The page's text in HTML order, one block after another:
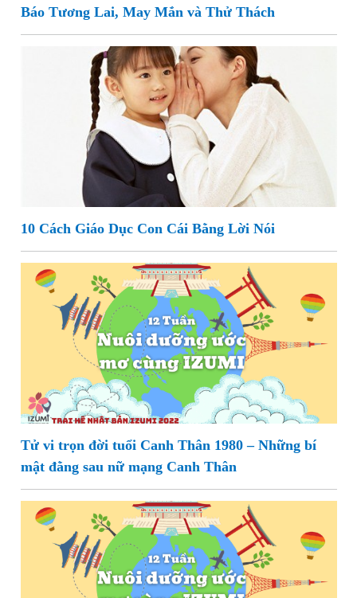
Báo Tương Lai, May Mắn và Thử Thách
10 Cách Giáo Dục Con Cái Bằng Lời Nói
Tử vi trọn đời tuổi Canh Thân 1980 – Những bí
mật đằng sau nữ mạng Canh Thân